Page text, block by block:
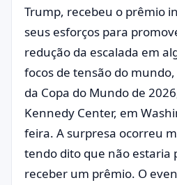
Trump, recebeu o prêmio
seus esforços para
redução da escalada em
focos de tensão do
da Copa do Mundo de
Kennedy Center, em
feira. A surpresa ocorreu
tendo dito que não estaria
receber um prêmio. O